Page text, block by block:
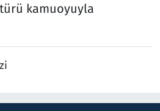
kamuoyuyla